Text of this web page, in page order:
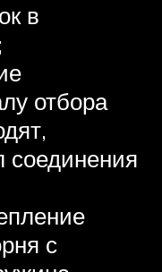
в
отбора
соединения
с